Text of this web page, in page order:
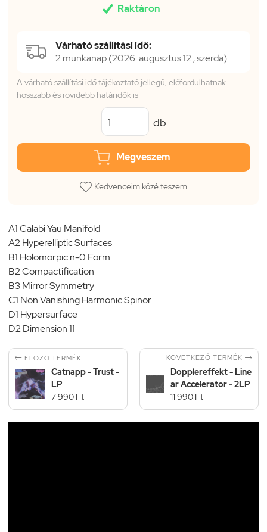
 Raktáron
Várható szállítási idő:
2 munkanap (2026. augusztus 12., szerda)
A várható szállítási idő tájékoztató jellegű, előfordulhatnak
hosszabb és rövidebb határidők is
db
Megveszem
Kedvenceim közé teszem
A1 Calabi Yau Manifold
A2 Hyperelliptic Surfaces
B1 Holomorpic n-0 Form
B2 Compactification
B3 Mirror Symmetry
C1 Non Vanishing Harmonic Spinor
D1 Hypersurface
D2 Dimension 11
 ELŐZŐ TERMÉK
Catnapp - Trust -
LP
7 990 Ft
KÖVETKEZŐ TERMÉK 
Dopplereffekt - Line
ar Accelerator - 2LP
11 990 Ft